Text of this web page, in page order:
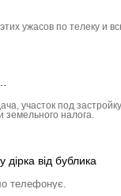
ужасов по телеку и
участок под
налога.
дірка від бублика
телефонує.